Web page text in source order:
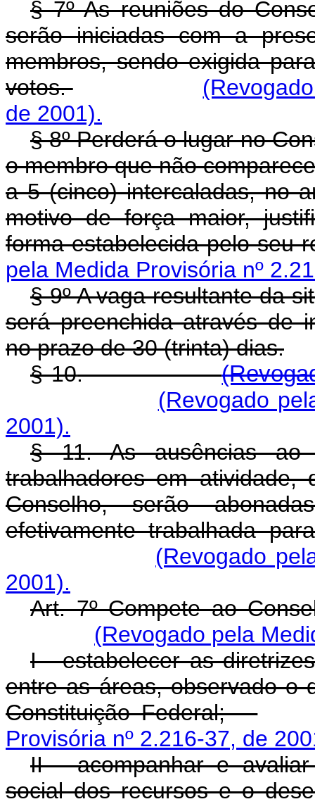
§ 7º As reuniões do
serão iniciadas com a
membros, sendo exigida
votos.
de 2001).
§ 8º Perderá o lugar no
o membro que não
a 5 (cinco) intercaladas, no
motivo de força maior,
forma estabelecida pelo seu
pela Medida Provisória nº
§ 9º A vaga resultante da
será preenchida através de
no prazo de 30 (trinta) dias.
§ 10.
(Revogado
2001).
§ 11. As ausências ao
trabalhadores em atividade,
Conselho, serão
efetivamente trabalhada
(Revogado
2001).
Art. 7º Compete ao
(Revogado pela
I - estabelecer as
entre as áreas, observado o
Constituição Federal;
Provisória nº 2.216-37, de
II - acompanhar e
social dos recursos e o